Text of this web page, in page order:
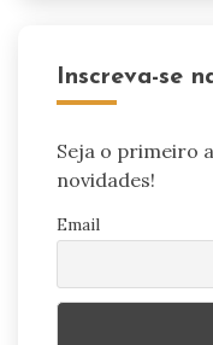
Inscreva-se
Seja o primeiro
novidades!
Email